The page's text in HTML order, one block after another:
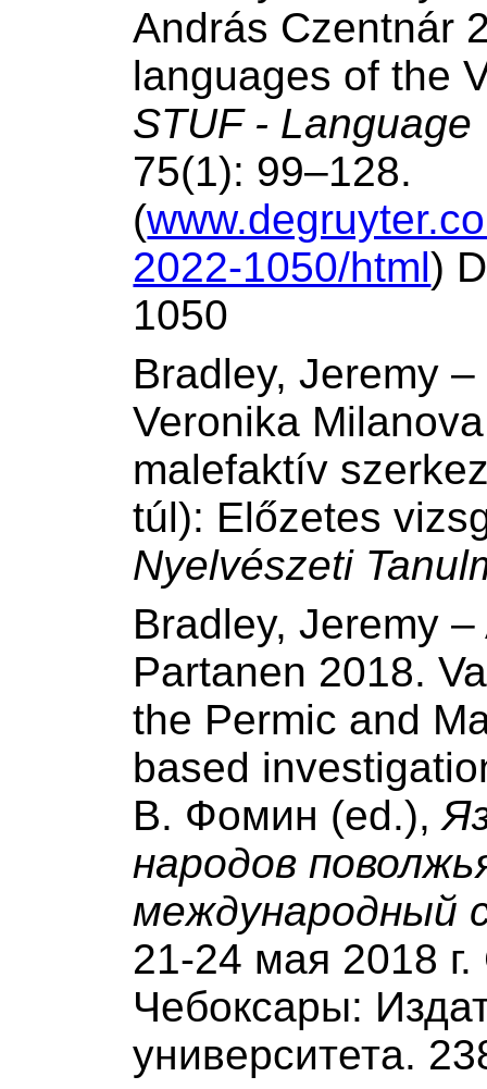
András Czentnár
languages of the
STUF -
75(1): 99–128.
(
2022-1050/html)
1050
Bradley, Jeremy
Veronika
malefaktív
túl): Előzetes
Nyelvészeti
Bradley, Jeremy
Partanen 2018.
the Permic and
based
В. Фомин (ed.),
народов
международный
21-24 мая 2018
Чебоксары:
университета.